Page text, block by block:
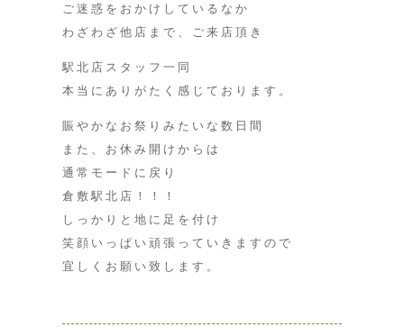
ご迷惑をおかけしているなか
わざわざ他店まで、ご来店頂き
駅北店スタッフ一同
本当にありがたく感じております。
賑やかなお祭りみたいな数日間
また、お休み開けからは
通常モードに戻り
倉敷駅北店！！！
しっかりと地に足を付け
笑顔いっぱい頑張っていきますので
宜しくお願い致します。